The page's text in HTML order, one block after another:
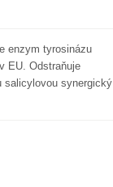
enzym tyrosinázu
EU. Odstraňuje
salicylovou synergický